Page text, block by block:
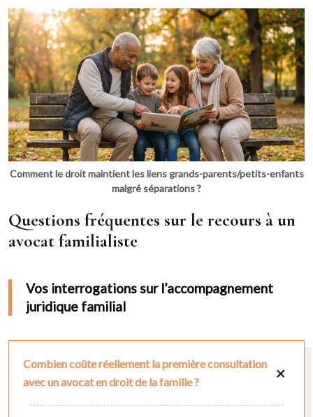
Comment le droit maintient les liens grands-parents/petits-enfants
malgré séparations ?
Questions fréquentes sur le recours à un
avocat familialiste
Vos interrogations sur l’accompagnement
juridique familial
Combien coûte réellement la première consultation
avec un avocat en droit de la famille ?